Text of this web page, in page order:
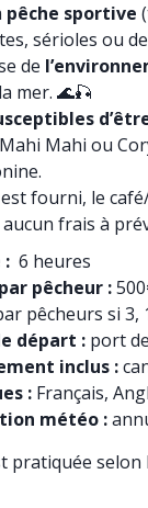
pêche sportive
sérioles ou
de
mer. 🌊🎣
Mahi ou
fourni, le
frais à
: 6 heures
pêcheur :
pêcheurs si 3,
départ : port
inclus :
: Français,
météo :
pratiquée